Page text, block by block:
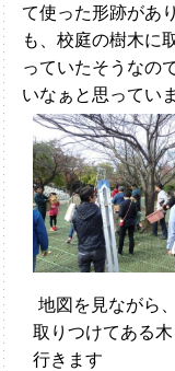
て使った形跡があ
も、校庭の樹木に
っていたそうなの
いなぁと思っていま
地図を見ながら
取りつけてある
行きます